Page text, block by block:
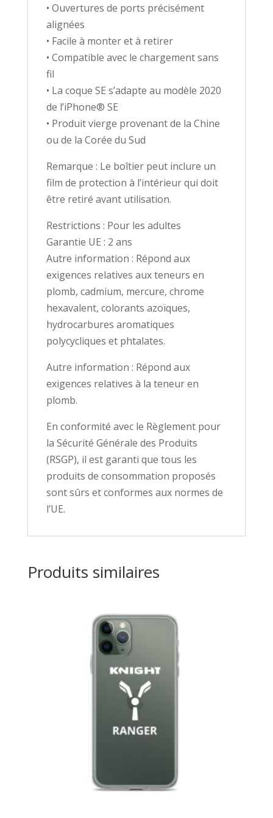
• Ouvertures de ports précisément
alignées
• Facile à monter et à retirer
• Compatible avec le chargement sans
fil
• La coque SE s’adapte au modèle 2020
de l’iPhone® SE
• Produit vierge provenant de la Chine
ou de la Corée du Sud
Remarque : Le boîtier peut inclure un
film de protection à l’intérieur qui doit
être retiré avant utilisation.
Restrictions : Pour les adultes
Garantie UE : 2 ans
Autre information : Répond aux
exigences relatives aux teneurs en
plomb, cadmium, mercure, chrome
hexavalent, colorants azoïques,
hydrocarbures aromatiques
polycycliques et phtalates.
Autre information : Répond aux
exigences relatives à la teneur en
plomb.
En conformité avec le Règlement pour
la Sécurité Générale des Produits
(RSGP), il est garanti que tous les
produits de consommation proposés
sont sûrs et conformes aux normes de
l’UE.
Produits similaires